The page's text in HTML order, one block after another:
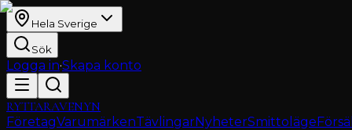
Hela Sverige
Sök
Logga in·Skapa konto
RYTTARAVENYN
FöretagVarumärkenTävlingarNyheterSmittoläge